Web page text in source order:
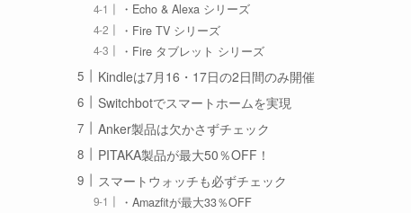
・Echo & Alexa シリーズ
・Fire TV シリーズ
・Fire タブレット シリーズ
Kindleは7月16・17日の2日間のみ開催
Switchbotでスマートホームを実現
Anker製品は欠かさずチェック
PITAKA製品が最大50％OFF！
スマートウォッチも必ずチェック
・Amazfitが最大33％OFF